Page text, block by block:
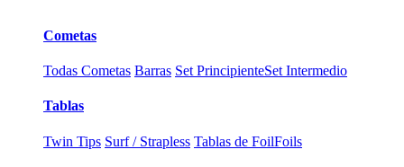
Cometas
Todas Cometas Barras Set PrincipienteSet Intermedio
Tablas
Twin Tips Surf / Strapless Tablas de FoilFoils